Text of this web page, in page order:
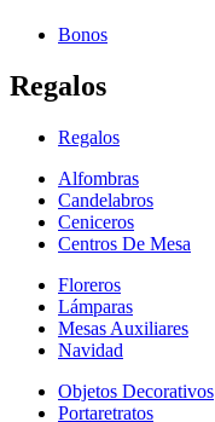
Bonos
Regalos
Regalos
Alfombras
Candelabros
Ceniceros
Centros De Mesa
Floreros
Lámparas
Mesas Auxiliares
Navidad
Objetos Decorativos
Portaretratos